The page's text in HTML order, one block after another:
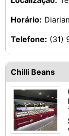
Horário:
Telefone: (31)
Chilli Beans